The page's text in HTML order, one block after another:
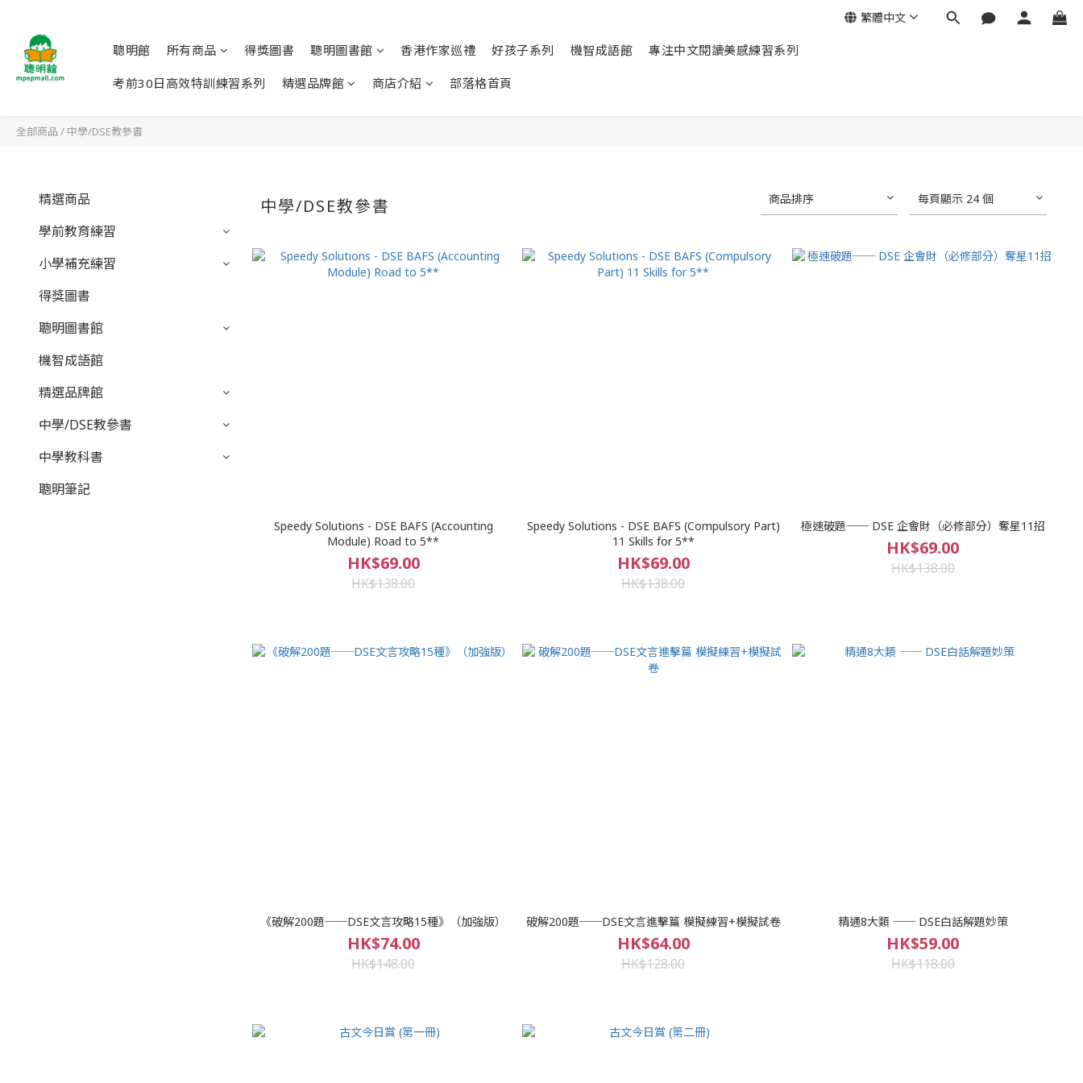
聰明館 所有商品 得獎圖書 聰明圖書館 香港作家巡禮 好孩子系列 機智成語館 專注中文閱讀美感練習系列
考前30日高效特訓練習系列 精選品牌館 商店介紹 部落格首頁
繁體中文
全部商品 / 中學/DSE教參書
精選商品
學前教育練習
小學補充練習
得獎圖書
聰明圖書館
機智成語館
精選品牌館
中學/DSE教參書
中學教科書
聰明筆記
中學/DSE教參書 商品排序 每頁顯示 24 個
Speedy Solutions - DSE BAFS (Accounting
Module) Road to 5**
HK$69.00
HK$138.00
Speedy Solutions - DSE BAFS (Compulsory Part)
11 Skills for 5**
HK$69.00
HK$138.00
極速破題── DSE 企會財（必修部分）奪星11招
HK$69.00
HK$138.00
《破解200題──DSE文言攻略15種》（加強版）
HK$74.00
HK$148.00
破解200題──DSE文言進擊篇 模擬練習+模擬試卷
HK$64.00
HK$128.00
精通8大類 ── DSE白話解題妙策
HK$59.00
HK$118.00